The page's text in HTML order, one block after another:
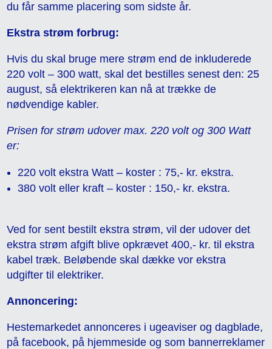
du får samme placering som sidste år.
Ekstra strøm forbrug:
Hvis du skal bruge mere strøm end de inkluderede
220 volt – 300 watt, skal det bestilles senest den: 25
august, så elektrikeren kan nå at trække de
nødvendige kabler.
Prisen for strøm udover max. 220 volt og 300 Watt
er:
220 volt ekstra Watt – koster : 75,- kr. ekstra.
380 volt eller kraft – koster : 150,- kr. ekstra.
Ved for sent bestilt ekstra strøm, vil der udover det
ekstra strøm afgift blive opkrævet 400,- kr. til ekstra
kabel træk. Beløbende skal dække vor ekstra
udgifter til elektriker.
Annoncering:
Hestemarkedet annonceres i ugeaviser og dagblade,
på facebook, på hjemmeside og som bannerreklamer